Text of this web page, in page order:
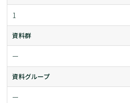
1
資料群
ー
資料グループ
ー